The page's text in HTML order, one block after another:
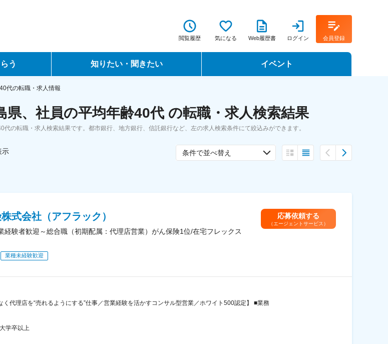
閲覧履歴 気になる Web履歴書 ログイン 会員登録
う 知りたい・聞きたい
データで見る転職
イベント
転職フェア
代の転職・求人情報
県、社員の平均年齢40代 の転職・求人検索結果
の転職・求人検索結果です。都市銀行、地方銀行、信託銀行など、左の求人検索条件にて絞込みができます。
示 条件で並べ替え
式会社（アフラック）
経験者歓迎～総合職（初期配属：代理店営業）がん保険1位/在宅フレックス
業種未経験歓迎
応募依頼する
（エージェントサービス）
く代理店を“売れるようにする”仕事／営業経験を活かすコンサル型営業／ホワイト500認定】 ■業務
学卒以上